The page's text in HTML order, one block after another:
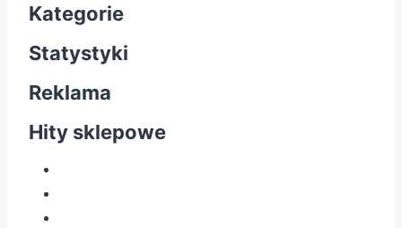
Kategorie
Statystyki
Reklama
Hity sklepowe